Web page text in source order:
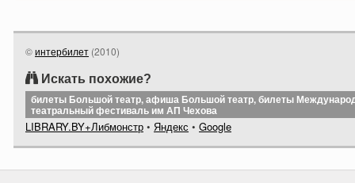
©интербилет (2010)
Искать похожие?
билеты Большой театр, афиша Большой театр, билеты
театральный фестиваль им АП Чехова
LIBRARY.BY+Либмонстр • Яндекс • Google